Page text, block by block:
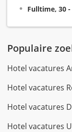
Fulltime, 30
Populaire
Hotel vacatures
Hotel vacatures
Hotel vacatures
Hotel vacatures